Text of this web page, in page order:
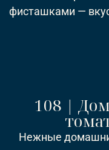
фисташками —
108 |
Нежные